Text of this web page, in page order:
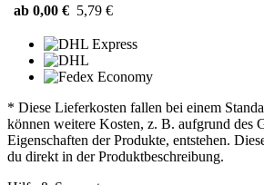
ab 0,00 € 5,79 €
* Diese Lieferkosten fallen bei einem
können weitere Kosten, z. B. aufgrund des
Eigenschaften der Produkte, entstehen.
du direkt in der Produktbeschreibung.